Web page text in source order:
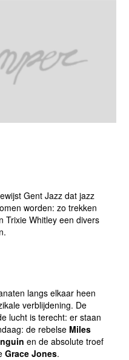
Gent Jazz dat jazz
worden: zo trekken
Trixie Whitley een divers
langs elkaar heen
verblijdening. De
lucht is terecht: er staan
de rebelse Miles
en de absolute troef
Grace Jones.